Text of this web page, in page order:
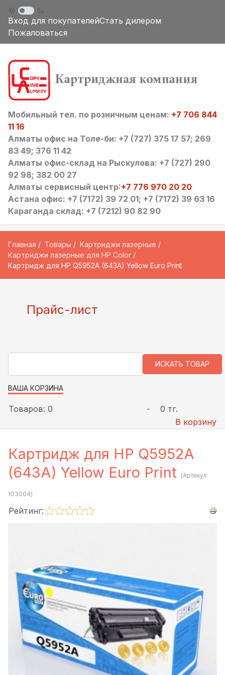
Вход для покупателейСтать дилером
Пожаловаться
Мобильный тел. по розничным ценам: +7 706 844
11 16
Алматы офис на Толе-би: +7 (727) 375 17 57; 269
83 49; 376 11 42
Алматы офис-склад на Рыскулова: +7 (727) 290
92 98; 382 00 27
Алматы сервисный центр:+7 776 970 20 20
Астана офис: +7 (7172) 39 72 01; +7 (7172) 39 63 16
Караганда склад: +7 (7212) 90 82 90
Главная Товары
Картриджи лазерные
Картриджи лазерные для HP Color
Картридж для HP Q5952A (643A) Yellow Euro Print
Прайс-лист
ВАША КОРЗИНА
Товаров: 0 -
0 тг.
В корзину
Картридж для HP Q5952A
(643A) Yellow Euro Print (Артикул:
103004)
Рейтинг: